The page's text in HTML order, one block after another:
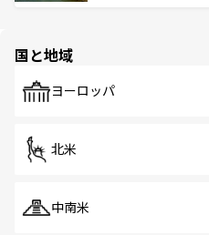
で、ホーカーズは地元
国と地域
ヨーロッパ
北米
中南米